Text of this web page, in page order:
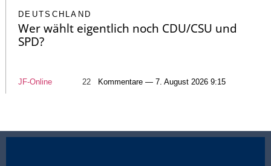
DEUTSCHLAND
Wer wählt eigentlich noch CDU/CSU und
SPD?
JF-Online 22 Kommentare — 7. August 2026 9:15